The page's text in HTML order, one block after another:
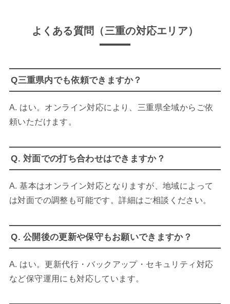
よくある質問（三重の対応エリア）
Q三重県内でも依頼できますか？
A. はい。オンライン対応により、三重県全域からご依
頼いただけます。
Q. 対面での打ち合わせはできますか？
A. 基本はオンライン対応となりますが、地域によって
は対面での調整も可能です。詳細はご相談ください。
Q. 公開後の更新や保守もお願いできますか？
A. はい。更新代行・バックアップ・セキュリティ対応
など保守運用にも対応しています。